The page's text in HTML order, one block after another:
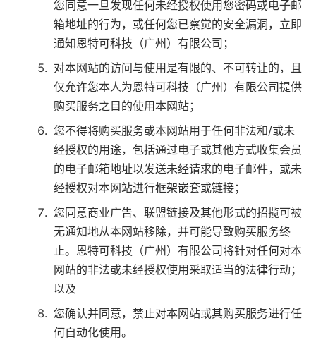
您同意一旦发现任何未经授权使用您密码或电子邮
箱地址的行为，或任何您已察觉的安全漏洞，立即
通知恩特可科技（广州）有限公司；
对本网站的访问与使用是有限的、不可转让的，且
仅允许您本人为恩特可科技（广州）有限公司提供
购买服务之目的使用本网站；
您不得将购买服务或本网站用于任何非法和/或未
经授权的用途，包括通过电子或其他方式收集会员
的电子邮箱地址以发送未经请求的电子邮件，或未
经授权对本网站进行框架嵌套或链接；
您同意商业广告、联盟链接及其他形式的招揽可被
无通知地从本网站移除，并可能导致购买服务终
止。恩特可科技（广州）有限公司将针对任何对本
网站的非法或未经授权使用采取适当的法律行动；
以及
您确认并同意，禁止对本网站或其购买服务进行任
何自动化使用。